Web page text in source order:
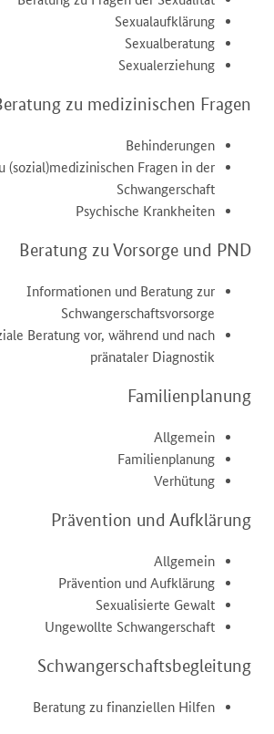
Sexualaufklärung
Sexualberatung
Sexualerziehung
zu medizinischen Fragen
Behinderungen
(sozial)medizinischen Fragen in der
Schwangerschaft
Psychische Krankheiten
Beratung zu Vorsorge und PND
Informationen und Beratung zur
Schwangerschaftsvorsorge
Beratung vor, während und nach
pränataler Diagnostik
Familienplanung
Allgemein
Familienplanung
Verhütung
Prävention und Aufklärung
Allgemein
Prävention und Aufklärung
Sexualisierte Gewalt
Ungewollte Schwangerschaft
Schwangerschaftsbegleitung
Beratung zu finanziellen Hilfen